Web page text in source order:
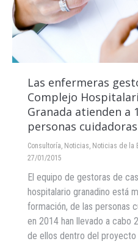
Las enfermeras
Complejo
Granada atienden a
personas
Consultoría, Noticias, Noticias de la
27/01/2015
El equipo de gestoras de
hospitalario granadino está
formación, de las personas
en 2014 han llevado a cabo
de ellos dentro del